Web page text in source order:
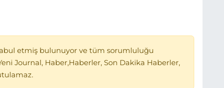
etmiş bulunuyor ve tüm sorumluluğu
Journal, Haber,Haberler, Son Dakika Haberler,